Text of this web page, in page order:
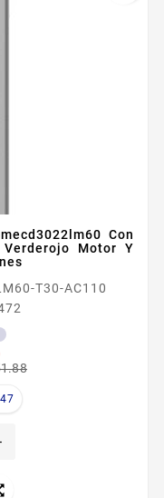
Con
Motor Y
T30-AC110
46